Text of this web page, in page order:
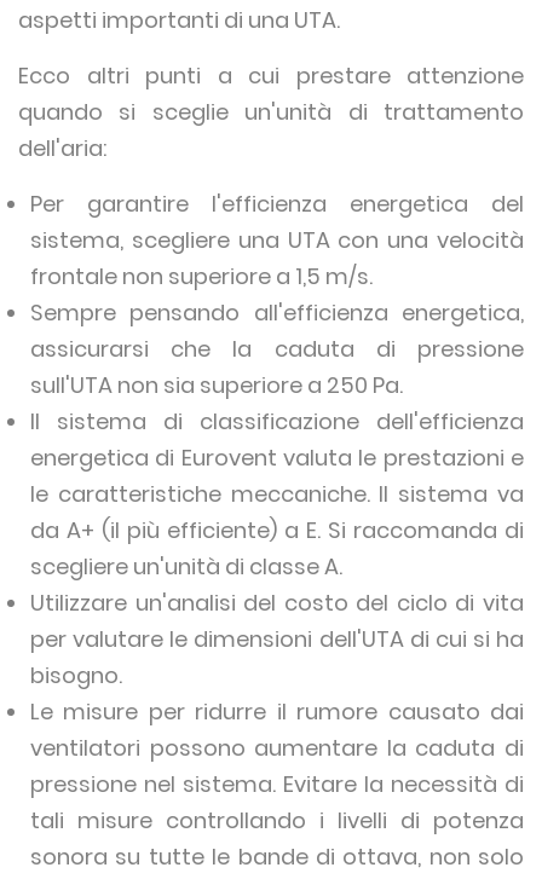
aspetti importanti di una UTA.
Ecco altri punti a cui prestare attenzione
quando si sceglie un'unità di trattamento
dell'aria:
Per garantire l'efficienza energetica del
sistema, scegliere una UTA con una velocità
frontale non superiore a 1,5 m/s.
Sempre pensando all'efficienza energetica,
assicurarsi che la caduta di pressione
sull'UTA non sia superiore a 250 Pa.
Il sistema di classificazione dell'efficienza
energetica di Eurovent valuta le prestazioni e
le caratteristiche meccaniche. Il sistema va
da A+ (il più efficiente) a E. Si raccomanda di
scegliere un'unità di classe A.
Utilizzare un'analisi del costo del ciclo di vita
per valutare le dimensioni dell'UTA di cui si ha
bisogno.
Le misure per ridurre il rumore causato dai
ventilatori possono aumentare la caduta di
pressione nel sistema. Evitare la necessità di
tali misure controllando i livelli di potenza
sonora su tutte le bande di ottava, non solo